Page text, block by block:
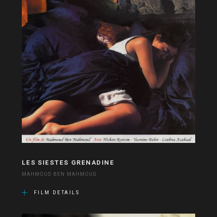
LES SIESTES GRENADINE
MAHMOUD BEN MAHMOUD
FILM DETAILS